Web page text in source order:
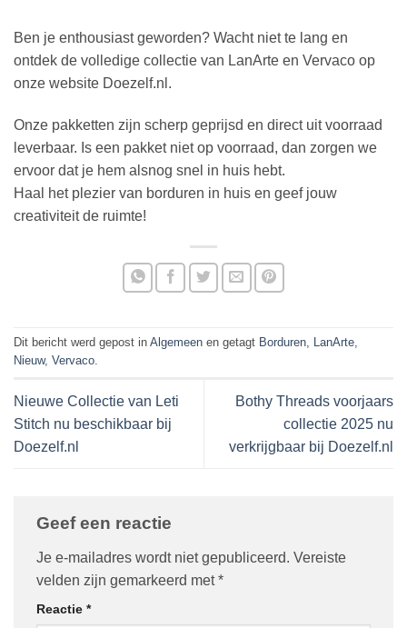
Ben je enthousiast geworden? Wacht niet te lang en
ontdek de volledige collectie van LanArte en Vervaco op
onze website Doezelf.nl.
Onze pakketten zijn scherp geprijsd en direct uit voorraad
leverbaar. Is een pakket niet op voorraad, dan zorgen we
ervoor dat je hem alsnog snel in huis hebt.
Haal het plezier van borduren in huis en geef jouw
creativiteit de ruimte!
Dit bericht werd gepost in Algemeen en getagt Borduren LanArte
Nieuw, Vervaco
Nieuwe Collectie van Leti
Stitch nu beschikbaar bij
Doezelf.nl
Bothy Threads voorjaars
collectie 2025 nu
verkrijgbaar bij Doezelf.nl
Geef een reactie
Je e-mailadres wordt niet gepubliceerd. Vereiste
velden zijn gemarkeerd met*
Reactie *